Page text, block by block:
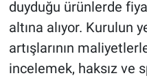
duyduğu ürünlerde
altına alıyor. Kurulun
artışlarının
incelemek, haksız ve